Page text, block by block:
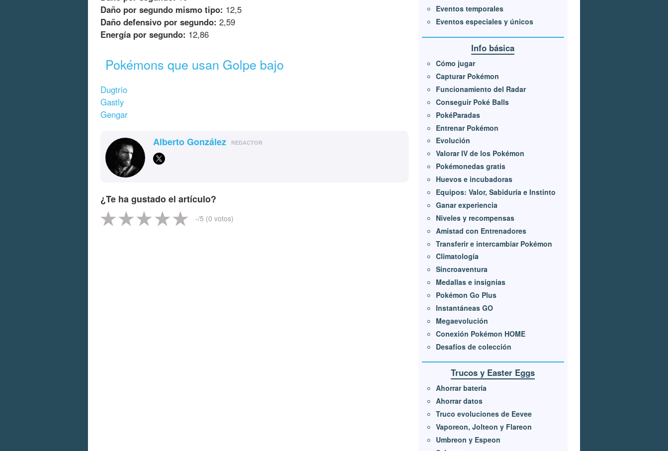
Daño por segundo mismo tipo: 12,5
Daño defensivo por segundo: 2,59
Energía por segundo: 12,86
Pokémons que usan Golpe bajo
Dugtrio
Gastly
Gengar
Alberto González REDACTOR
¿Te ha gustado el artículo?
-/5 (0 votos)
Eventos temporales
Eventos especiales y únicos
Info básica
Cómo jugar
Capturar Pokémon
Funcionamiento del Radar
Conseguir Poké Balls
PokéParadas
Entrenar Pokémon
Evolución
Valorar IV de los Pokémon
Pokémonedas gratis
Huevos e incubadoras
Equipos: Valor, Sabiduría e Instinto
Ganar experiencia
Niveles y recompensas
Amistad con Entrenadores
Transferir e intercambiar Pokémon
Climatología
Sincroaventura
Medallas e insignias
Pokémon Go Plus
Instantáneas GO
Megaevolución
Conexión Pokémon HOME
Desafíos de colección
Trucos y Easter Eggs
Ahorrar batería
Ahorrar datos
Truco evoluciones de Eevee
Vaporeon, Jolteon y Flareon
Umbreon y Espeon